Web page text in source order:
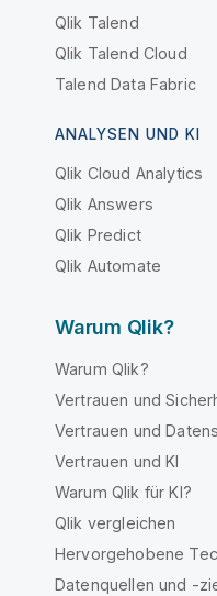
Qlik Talend
Qlik Talend Cloud
Talend Data Fabric
ANALYSEN UND KI
Qlik Cloud Analytics
Qlik Answers
Qlik Predict
Qlik Automate
Warum Qlik?
Warum Qlik?
Vertrauen und
Vertrauen und
Vertrauen und KI
Warum Qlik für KI?
Qlik vergleichen
Hervorgehobene
Datenquellen und -